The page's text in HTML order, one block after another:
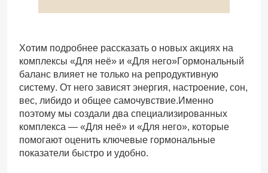
Хотим подробнее рассказать о новых акциях на
комплексы «Для неё» и «Для него»Гормональный
баланс влияет не только на репродуктивную
систему. От него зависят энергия, настроение, сон,
вес, либидо и общее самочувствие.Именно
поэтому мы создали два специализированных
комплекса — «Для неё» и «Для него», которые
помогают оценить ключевые гормональные
показатели быстро и удобно.